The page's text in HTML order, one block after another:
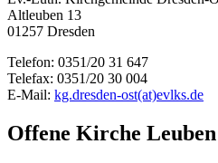
Altleuben 13
01257 Dresden
Telefon: 0351/20 31 647
Telefax: 0351/20 30 004
E-Mail: kg.dresden-ost(at)evlks.de
Offene Kirche Leuben